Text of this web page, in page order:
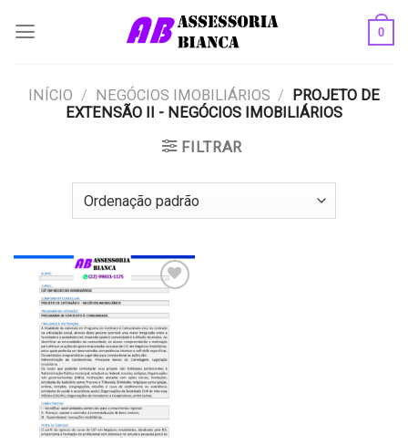
0
INÍCIO / NEGÓCIOS IMOBILIÁRIOS / PROJETO DE
EXTENSÃO II - NEGÓCIOS IMOBILIÁRIOS
FILTRAR
Add to
wishlist